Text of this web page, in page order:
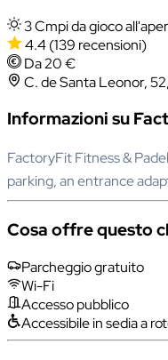
3 Cmpi da gioco
4.4(139 recensioni)
Da 20 €
C. de Santa Leonor,
Informazioni su
FactoryFit Fitness &
parking, an entrance
Cosa offre questo
Parcheggio gratuito
Wi-Fi
Accesso pubblico
Accessibile in sedia a